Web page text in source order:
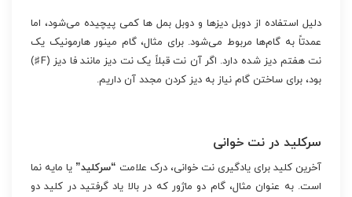
دلیل استفاده از دوبل دیزها و دوبل بمل ها کمی پیچیده می‌شود، اما
عمدتاً به گام‌ها مربوط می‌شود. برای مثال، گام مینور هارمونیک یک
نت هفتم دیز شده دارد. اگر آن نت قبلاً یک نت دیز مانند فا دیز (F♯)
بود، برای ساختن گام نیاز به دیز کردن مجدد آن داریم.
سرکلید در نت خوانی
آخرین کلید برای یادگیری نت خوانی، درک علامت “سرکلید” یا مایه نما
است. به عنوان مثال، گام دو ماژور که در بالا یاد گرفتید در کلید دو